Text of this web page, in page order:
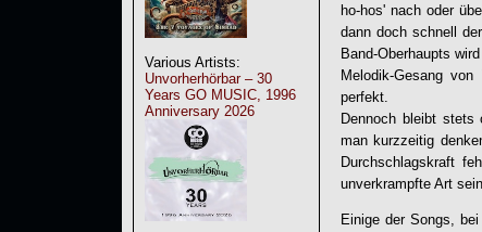
Various Artists:
Unvorherhörbar – 30
Years GO MUSIC, 1996
Anniversary 2026
ho-hos' nach oder
dann doch schnell
Band-Oberhaupts
Melodik-Gesang
perfekt.
Dennoch bleibt stets
man kurzzeitig
Durchschlagskraft
unverkrampfte Art
Einige der Songs,